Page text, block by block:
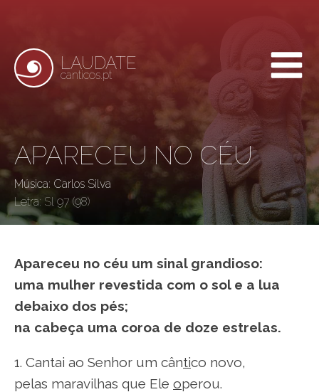
LAUDATE
canticos.pt
APARECEU NO CÉU
Música: Carlos Silva
Letra: Sl 97 (98)
Apareceu no céu um sinal grandioso:
uma mulher revestida com o sol e a lua
debaixo dos pés;
na cabeça uma coroa de doze estrelas.
1. Cantai ao Senhor um cântico novo,
pelas maravilhas que Ele operou.